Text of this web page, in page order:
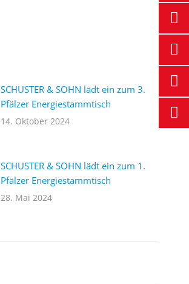
SCHUSTER & SOHN lädt ein zum 3.
Pfälzer Energiestammtisch
14. Oktober 2024
SCHUSTER & SOHN lädt ein zum 1.
Pfälzer Energiestammtisch
28. Mai 2024